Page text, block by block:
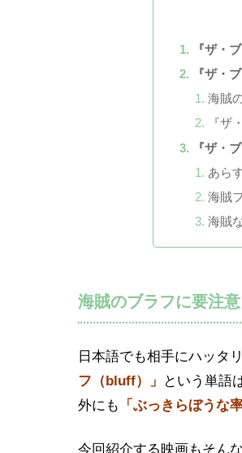
『ザ・
『ザ・
海賊
『ザ
『ザ・
あら
海賊
海賊
海賊のブラフに要注意
日本語でも相手にハッタ
フ（bluff）」
という単語
外にも
「ぶっきらぼうな
今回紹介する映画もそん